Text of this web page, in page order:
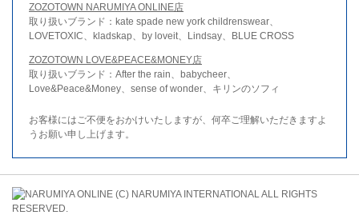
ZOZOTOWN NARUMIYA ONLINE店
取り扱いブランド：kate spade new york childrenswear、
LOVETOXIC、kladskap、by loveit、Lindsay、BLUE CROSS
ZOZOTOWN LOVE&PEACE&MONEY店
取り扱いブランド：After the rain、babycheer、
Love&Peace&Money、sense of wonder、キリンのソフィ
お客様にはご不便をおかけいたしますが、何卒ご理解いただきますよ
うお願い申し上げます。